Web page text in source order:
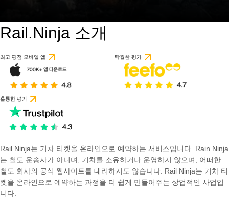
Rail.Ninja 소개
최고 평점 모바일 앱 탁월한 평가
훌륭한 평가
Rail Ninja는 기차 티켓을 온라인으로 예약하는 서비스입니다. Rain Ninja
는 철도 운송사가 아니며, 기차를 소유하거나 운영하지 않으며, 어떠한
철도 회사의 공식 웹사이트를 대리하지도 않습니다. Rail Ninja는 기차 티
켓을 온라인으로 예약하는 과정을 더 쉽게 만들어주는 상업적인 사업입
니다.